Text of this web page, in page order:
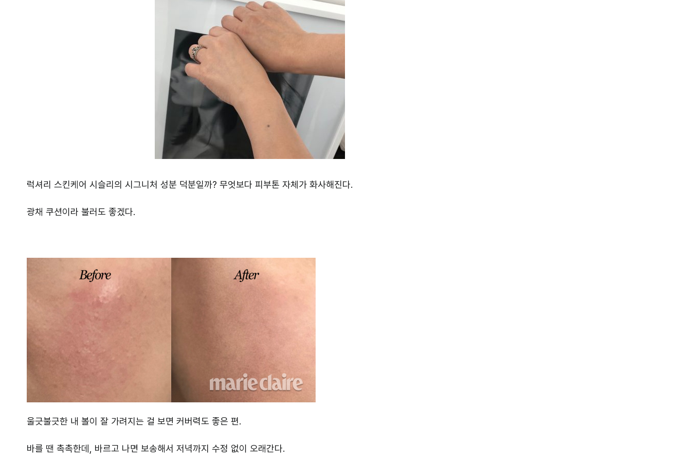
럭셔리 스킨케어 시슬리의 시그니처 성분 덕분일까? 무엇보다 피부톤 자체가 화사해진다.
광채 쿠션이라 불러도 좋겠다.
울긋불긋한 내 볼이 잘 가려지는 걸 보면 커버력도 좋은 편.
바를 땐 촉촉한데, 바르고 나면 보송해서 저녁까지 수정 없이 오래간다.